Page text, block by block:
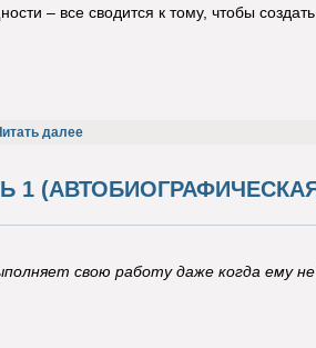
– все сводится к тому, чтобы
далее
1
свою работу даже когда ему